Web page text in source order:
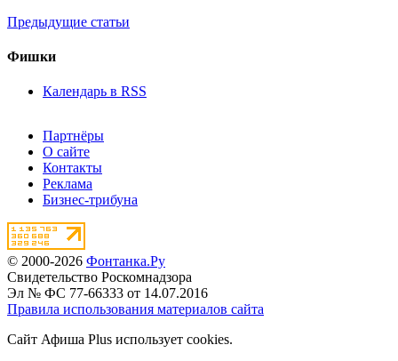
Предыдущие статьи
Фишки
Календарь в RSS
Партнёры
О сайте
Контакты
Реклама
Бизнес-трибуна
© 2000-2026 Фонтанка.Ру
Свидетельство Роскомнадзора
Эл № ФС 77-66333 от 14.07.2016
Правила использования материалов сайта
Сайт Афиша Plus использует cookies.